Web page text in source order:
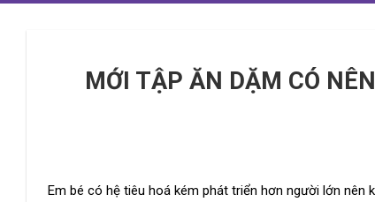
MỚI TẬP ĂN DẶM CÓ
Em bé có hệ tiêu hoá kém phát triển hơn người lớn nên